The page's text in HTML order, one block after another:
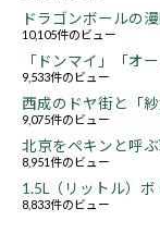
ドラゴンボールの
10,105件のビュー
「ドンマイ」「オ
9,533件のビュー
西成のドヤ街と「
9,075件のビュー
北京をペキンと呼
8,951件のビュー
1.5L（リットル）
8,833件のビュー